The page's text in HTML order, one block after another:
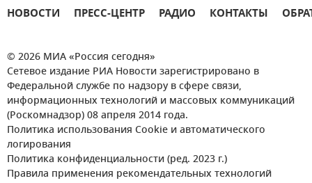
НОВОСТИ ПРЕСС-ЦЕНТР РАДИО КОНТАКТЫ
© 2026 МИА «Россия сегодня»
Сетевое издание РИА Новости зарегистрировано в
Федеральной службе по надзору в сфере связи,
информационных технологий и массовых коммуникаций
(Роскомнадзор) 08 апреля 2014 года.
Политика использования Cookie и автоматического
логирования
Политика конфиденциальности (ред. 2023 г.)
Правила применения рекомендательных технологий